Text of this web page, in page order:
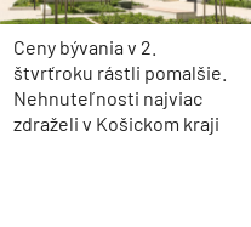
Ceny bývania v 2.
štvrťroku rástli pomalšie.
Nehnuteľnosti najviac
zdraželi v Košickom kraji